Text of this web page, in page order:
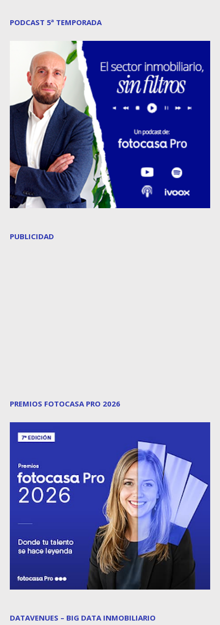
PODCAST 5ª TEMPORADA
PUBLICIDAD
PREMIOS FOTOCASA PRO 2026
DATAVENUES – BIG DATA INMOBILIARIO